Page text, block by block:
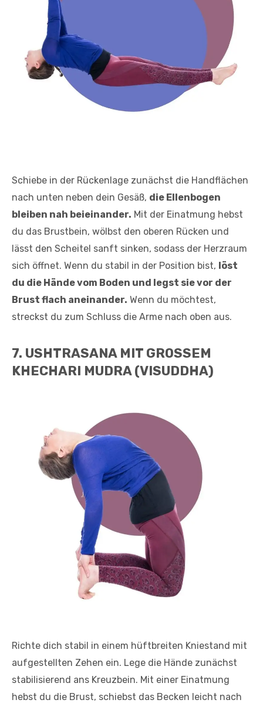
Schiebe in der Rückenlage zunächst die Handflächen
nach unten neben dein Gesäß, die Ellenbogen
bleiben nah beieinander. Mit der Einatmung hebst
du das Brustbein, wölbst den oberen Rücken und
lässt den Scheitel sanft sinken, sodass der Herzraum
sich öffnet. Wenn du stabil in der Position bist, löst
du die Hände vom Boden und legst sie vor der
Brust flach aneinander. Wenn du möchtest,
streckst du zum Schluss die Arme nach oben aus.
7. USHTRASANA MIT GROSSEM
KHECHARI MUDRA (VISUDDHA)
Richte dich stabil in einem hüftbreiten Kniestand mit
aufgestellten Zehen ein. Lege die Hände zunächst
stabilisierend ans Kreuzbein. Mit einer Einatmung
hebst du die Brust, schiebst das Becken leicht nach